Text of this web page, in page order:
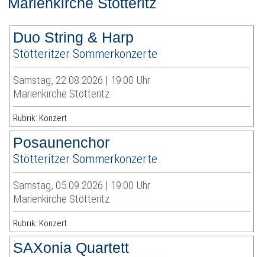
Duo String & Harp
Stötteritzer Sommerkonzerte
Samstag, 22.08.2026 | 19:00 Uhr
Marienkirche Stötteritz
Rubrik: Konzert
Posaunenchor
Stötteritzer Sommerkonzerte
Samstag, 05.09.2026 | 19:00 Uhr
Marienkirche Stötteritz
Rubrik: Konzert
SAXonia Quartett